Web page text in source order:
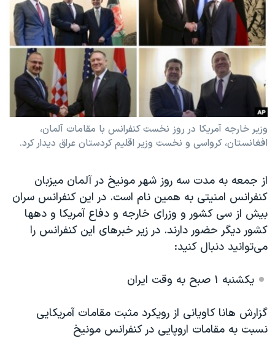
فرهنگ و زندگی
حقوق شهروندی
اقتصادی
علم و فناوری
اسرائیل در جنگ
آرشیو پخش زنده
مستندها
انتخابات ریاست جمهوری آمریکا ۲۰۲۴
حمله جمهوری اسلامی به اسرائیل
رمز مهسا
ورزش زنان در ایران
مجموعه مستندهای دادخواهی
دادگاه حمید نوری
چهل سال گروگان‌گیری
قانون شفافیت دارائی کادر رهبری ایران
اعتراضات مردمی آبان ۹۸
اسرائیل در جنگ
همایش محافظه‌کاران آمریکا «سی‌پک»
دنبال کنید
زبانهای مختلف
وزیر خارجه آمریکا در روز نخست کنفرانس با مقامات آلمان،
افغانستان، کرواسی و نخست وزیر اقلیم کردستان عراق دیدار کرد.
از جمعه به مدت سه روز شهر مونیخ در آلمان میزبان
کنفرانس امنیتی به همین نام است. در این کنفرانس سران
بیش از سی کشور و وزرای خارجه و دفاع آمریکا و دهها
کشور دیگر حضور دارند. در زیر خبرهای این کنفرانس را
می‌توانید دنبال کنید:
یکشنبه ۱ صبح به وقت ایران
گزارش هانا کاویانی از رویکرد مثبت مقامات آمریکایی
نسبت به مقامات اروپایی در کنفرانس مونیخ